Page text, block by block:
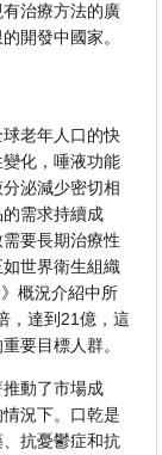
治療方法的廣
開發中國家。
老年人口的快
化，唾液功能
泌減少密切相
需求持續成
要長期治療性
世界衛生組織
概況介紹中所
，達到21億，這
要目標人群。
動了市場成
況下。口乾是
抗憂鬱症和抗